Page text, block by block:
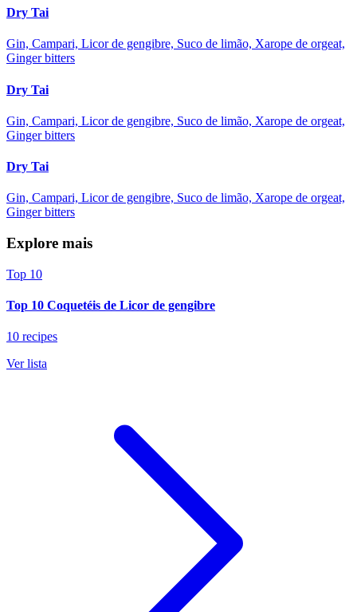
Dry Tai
Gin, Campari, Licor de gengibre, Suco de limão, Xarope de orgeat,
Ginger bitters
Dry Tai
Gin, Campari, Licor de gengibre, Suco de limão, Xarope de orgeat,
Ginger bitters
Dry Tai
Gin, Campari, Licor de gengibre, Suco de limão, Xarope de orgeat,
Ginger bitters
Explore mais
Top 10
Top 10 Coquetéis de Licor de gengibre
10 recipes
Ver lista